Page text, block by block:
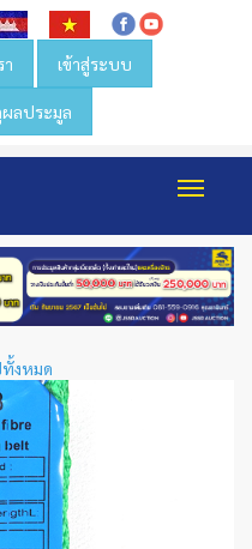
า เข้าสู่ระบบ
ลประมูล
งหมด